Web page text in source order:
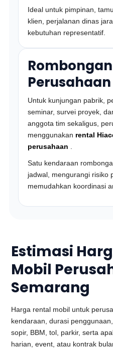
Ideal untuk pimpinan,
klien, perjalanan dinas
kebutuhan representatif.
Rombongan
Perusahaan
Untuk kunjungan pabrik,
seminar, survei proyek,
anggota tim sekaligus,
menggunakan rental
perusahaan
Satu kendaraan
jadwal, mengurangi risiko
memudahkan koordinasi
Estimasi
Mobil
Semarang
Harga rental mobil untuk
kendaraan, durasi
sopir, BBM, tol, parkir, serta
harian, event, atau kontrak